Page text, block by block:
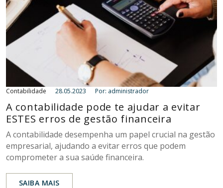
Contabilidade 28.05.2023 Por: administrador
A contabilidade pode te ajudar a evitar
ESTES erros de gestão financeira
A contabilidade desempenha um papel crucial na gestão
empresarial, ajudando a evitar erros que podem
comprometer a sua saúde financeira.
SAIBA MAIS